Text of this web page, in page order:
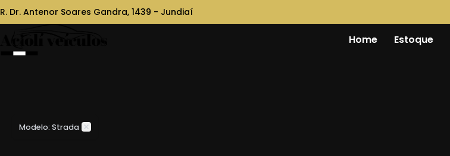
R. Dr. Antenor Soares Gandra, 1439 - Jundiaí
Home Estoque
Modelo: Strada